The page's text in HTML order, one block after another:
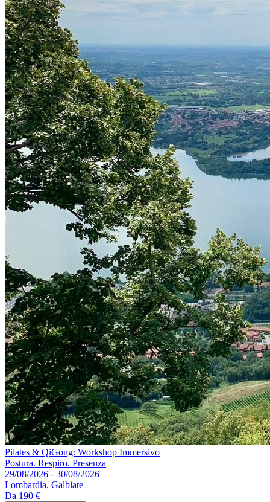
Pilates & QiGong: Workshop Immersivo
Postura. Respiro. Presenza
29/08/2026 - 30/08/2026
Lombardia, Galbiate
Da 190 €